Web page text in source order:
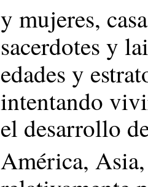
y mujeres,
sacerdotes y
edades y
intentando
el desarrollo
América,